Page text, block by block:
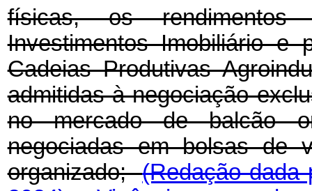
físicas, os
Investimentos Imobiliário e
Cadeias Produtivas
admitidas à negociação
no mercado de balcão
negociadas em bolsas de
organizado;(Redação dada